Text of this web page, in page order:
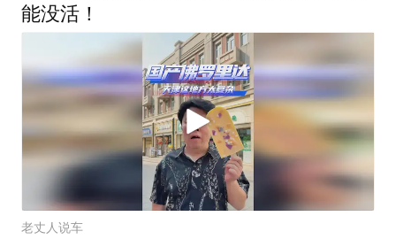
能没活！
老丈人说车